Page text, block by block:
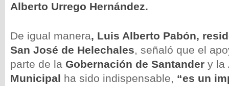
Alberto Urrego Hernández.
De igual manera, Luis Alberto Pabón,
San José de Helechales, señaló que el
parte de la Gobernación de Santander y la
Municipal ha sido indispensable, “es un